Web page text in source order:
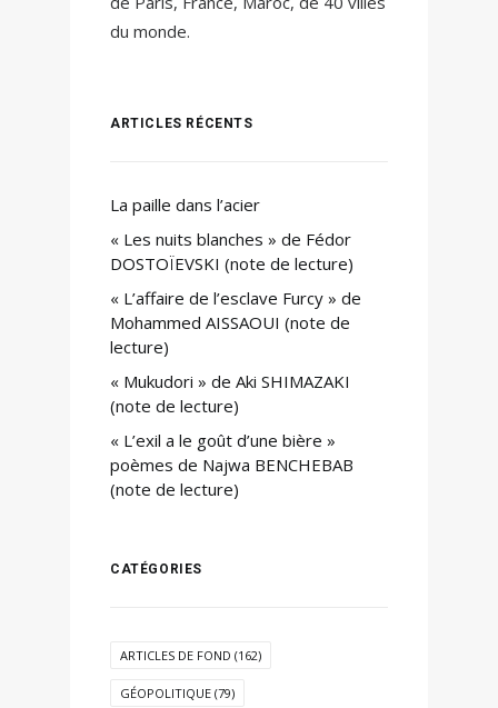
du monde.
ARTICLES RÉCENTS
La paille dans l’acier
« Les nuits blanches » de Fédor
DOSTOÏEVSKI (note de lecture)
« L’affaire de l’esclave Furcy » de
Mohammed AISSAOUI (note de
lecture)
« Mukudori » de Aki SHIMAZAKI
(note de lecture)
« L’exil a le goût d’une bière »
poèmes de Najwa BENCHEBAB
(note de lecture)
CATÉGORIES
ARTICLES DE FOND (162)
GÉOPOLITIQUE (79)